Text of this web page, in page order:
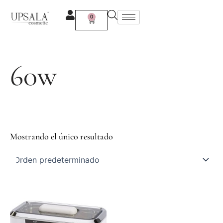
contenido
0
Carrito
60w
Mostrando el único resultado